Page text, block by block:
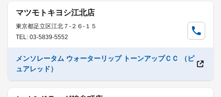
マツモトキヨシ江北店
東京都足立区江北７-２６-１５
TEL: 03-5839-5552
メンソレータム ウォーターリップ トーンアップＣＣ （ピ
ュアレッド）